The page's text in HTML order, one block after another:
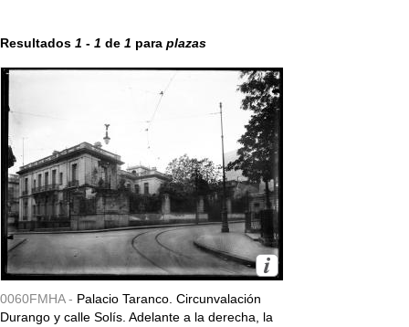
Resultados 1 - 1 de 1 para plazas
0060FMHA - Palacio Taranco. Circunvalación
Durango y calle Solís. Adelante a la derecha, la